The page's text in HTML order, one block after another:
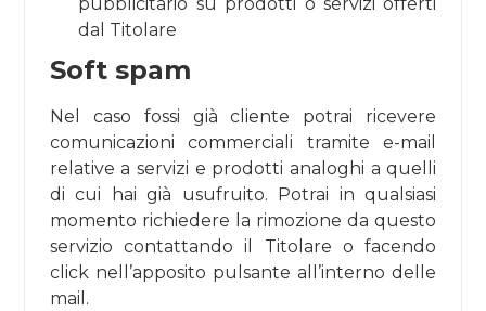
dal Titolare
Soft spam
Nel caso fossi già cliente potrai ricevere
comunicazioni commerciali tramite e-mail
relative a servizi e prodotti analoghi a quelli
di cui hai già usufruito. Potrai in qualsiasi
momento richiedere la rimozione da questo
servizio contattando il Titolare o facendo
click nell’apposito pulsante all’interno delle
mail.